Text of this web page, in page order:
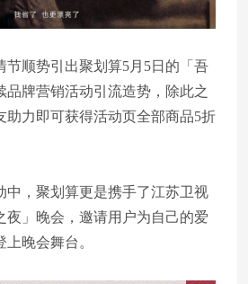
节顺势引出聚划算5月5日的「吾
品牌营销活动引流造势，除此之
助力即可获得活动页全部商品5折
中，聚划算更是携手了江苏卫视
夜」晚会，邀请用户为自己的爱
晚会舞台。